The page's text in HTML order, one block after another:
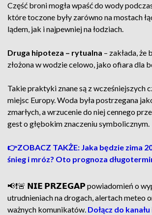
Część broni mogła wpaść do wody
które toczone były zarówno na mostach
lądem, jak i najpewniej na łodziach.
Druga hipoteza – rytualna – zakłada, że
złożona w wodzie celowo, jako ofiara dla
Takie praktyki znane są z wcześniejszych
miejsc Europy. Woda była postrzegana
zmarłych, a wrzucenie do niej cennego
gest o głębokim znaczeniu symbolicznym.
👉ZOBACZ TAKŻE: Jaka będzie zima
śnieg i mróz? Oto prognoza
📢❗🚨 𝗡𝗜𝗘 𝗣𝗥𝗭𝗘𝗚𝗔𝗣 powiadomień o
utrudnieniach na drogach, alertach meteo
ważnych komunikatów. Dołącz do